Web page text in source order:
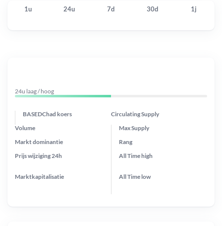
1u 24u 7d 30d 1j
24u laag / hoog
BASEDChad koers Circulating Supply
Prijs wijziging 24h
Max Supply
Markt dominantie
Marktkapitalisatie
Volume
Rang
All Timehigh
All Time low